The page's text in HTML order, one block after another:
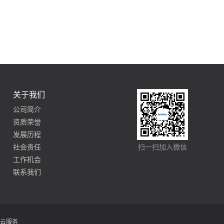
关于我们
公司简介
资质荣誉
发展历程
社会责任
工作机会
联系我们
扫一扫加入微信
服务